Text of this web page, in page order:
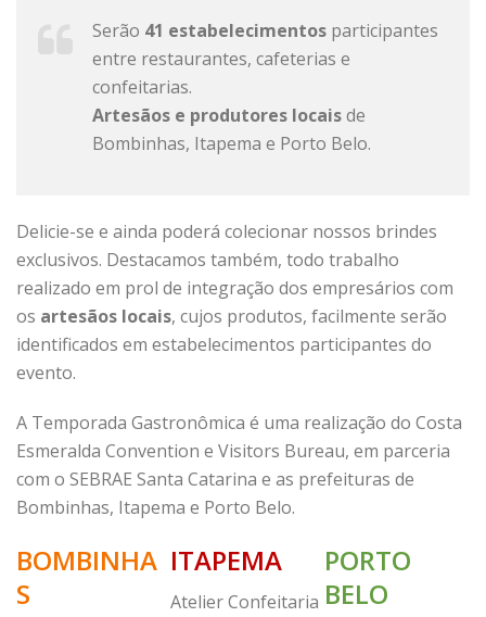
Serão 41 estabelecimentos participantes
entre restaurantes, cafeterias e
confeitarias.
Artesãos e produtores locaisde
Bombinhas, Itapema e Porto Belo.
Delicie-se e ainda poderá colecionar nossos brindes
exclusivos. Destacamos também, todo trabalho
realizado em prol de integração dos empresários com
os artesãos locais, cujos produtos, facilmente serão
identificados em estabelecimentos participantes do
evento.
A Temporada Gastronômica é uma realização do Costa
Esmeralda Convention e Visitors Bureau, em parceria
com o SEBRAE Santa Catarina e as prefeituras de
Bombinhas, Itapema e Porto Belo.
BOMBINHA
S
ITAPEMA
Atelier Confeitaria
PORTO
BELO